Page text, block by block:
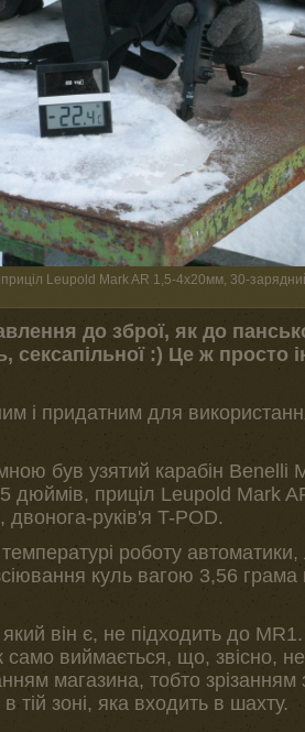
Leupold Mark AR 1,5-4х20мм, 30-
до зброї, як до
сексапільної :) Це ж просто
і придатним для
був узятий карабін Benelli
приціл Leupold Mark
руків'я T-POD.
роботу автоматики,
куль вагою 3,56 грама
він є, не підходить до MR1.
само виймається, що, звісно,
магазина, тобто зрізанням
тій зоні, яка входить в шахту.